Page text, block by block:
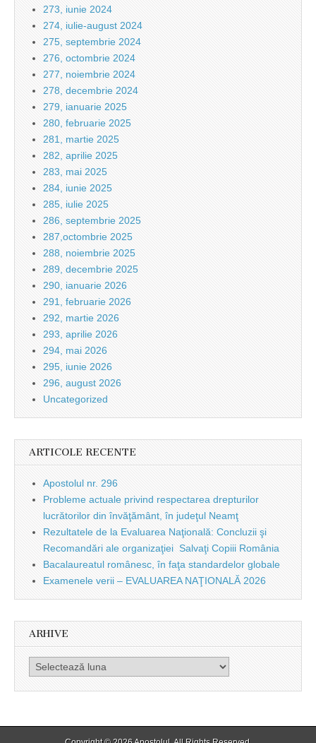
273, iunie 2024
274, iulie-august 2024
275, septembrie 2024
276, octombrie 2024
277, noiembrie 2024
278, decembrie 2024
279, ianuarie 2025
280, februarie 2025
281, martie 2025
282, aprilie 2025
283, mai 2025
284, iunie 2025
285, iulie 2025
286, septembrie 2025
287,octombrie 2025
288, noiembrie 2025
289, decembrie 2025
290, ianuarie 2026
291, februarie 2026
292, martie 2026
293, aprilie 2026
294, mai 2026
295, iunie 2026
296, august 2026
Uncategorized
ARTICOLE RECENTE
Apostolul nr. 296
Probleme actuale privind respectarea drepturilor
lucrătorilor din învăţământ, în judeţul Neamţ
Rezultatele de la Evaluarea Naţională: Concluzii şi
Recomandări ale organizaţiei Salvaţi Copiii România
Bacalaureatul românesc, în faţa standardelor globale
Examenele verii – EVALUAREA NAŢIONALĂ 2026
ARHIVE
Arhive